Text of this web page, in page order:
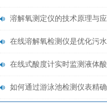
在线溶解氧检测仪测量方案
溶解氧测定仪的技术原理与应
用领域概述
在线溶解氧检测仪是优化污水
处理领域工艺的关键
在线式酸度计实时监测液体酸
度的高效工具
如何通过游泳池检测仪表精确